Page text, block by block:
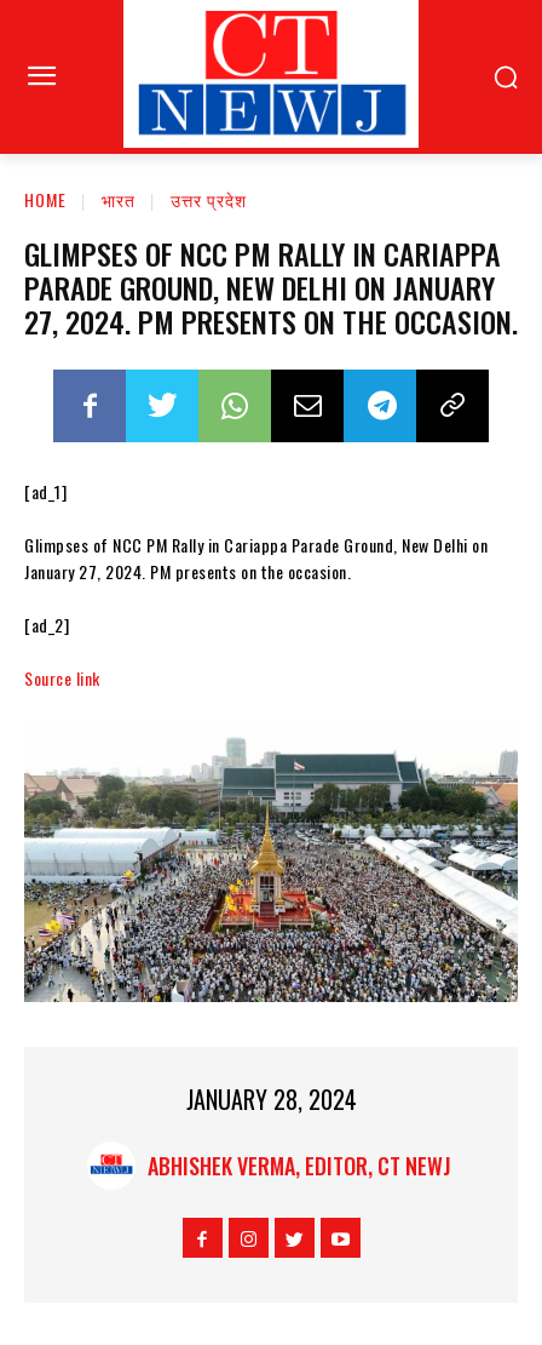
HOME भारत उत्तर प्रदेश
GLIMPSES OF NCC PM RALLY IN CARIAPPA
PARADE GROUND, NEW DELHI ON JANUARY
27, 2024. PM PRESENTS ON THE OCCASION.
[ad_1]
Glimpses of NCC PM Rally in Cariappa Parade Ground, New Delhi on
January 27, 2024. PM presents on the occasion.
[ad_2]
Source link
JANUARY 28, 2024
ABHISHEK VERMA, EDITOR, CT NEWJ